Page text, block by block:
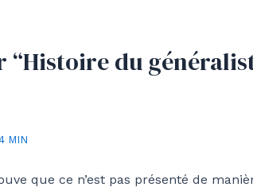
“Histoire du
MIN
que ce n’est pas présenté de